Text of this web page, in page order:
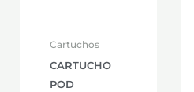
Cartuchos
CARTUCHO
POD